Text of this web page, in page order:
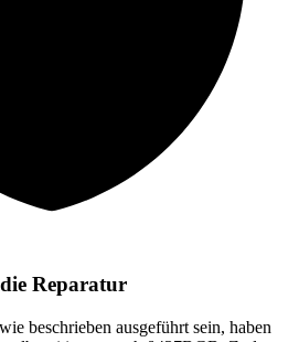
Reparatur
beschrieben ausgeführt sein, haben